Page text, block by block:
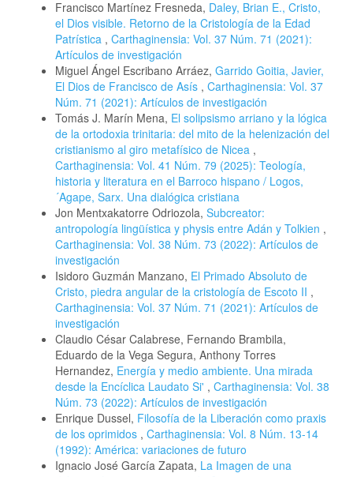
Francisco Martínez Fresneda, Daley, Brian E., Cristo,
el Dios visible. Retorno de la Cristología de la Edad
Patrística , Carthaginensia: Vol. 37 Núm. 71 (2021):
Artículos de investigación
Miguel Ángel Escribano Arráez, Garrido Goitia, Javier,
El Dios de Francisco de Asís , Carthaginensia: Vol. 37
Núm. 71 (2021): Artículos de investigación
Tomás J. Marín Mena, El solipsismo arriano y la lógica
de la ortodoxia trinitaria: del mito de la helenización del
cristianismo al giro metafísico de Nicea ,
Carthaginensia: Vol. 41 Núm. 79 (2025): Teología,
historia y literatura en el Barroco hispano / Logos,
´Agape, Sarx. Una dialógica cristiana
Jon Mentxakatorre Odriozola, Subcreator:
antropología lingüística y physis entre Adán y Tolkien ,
Carthaginensia: Vol. 38 Núm. 73 (2022): Artículos de
investigación
Isidoro Guzmán Manzano, El Primado Absoluto de
Cristo, piedra angular de la cristología de Escoto II ,
Carthaginensia: Vol. 37 Núm. 71 (2021): Artículos de
investigación
Claudio César Calabrese, Fernando Brambila,
Eduardo de la Vega Segura, Anthony Torres
Hernandez, Energía y medio ambiente. Una mirada
desde la Encíclica Laudato Si' , Carthaginensia: Vol. 38
Núm. 73 (2022): Artículos de investigación
Enrique Dussel, Filosofía de la Liberación como praxis
de los oprimidos , Carthaginensia: Vol. 8 Núm. 13-14
(1992): América: variaciones de futuro
Ignacio José García Zapata, La Imagen de una